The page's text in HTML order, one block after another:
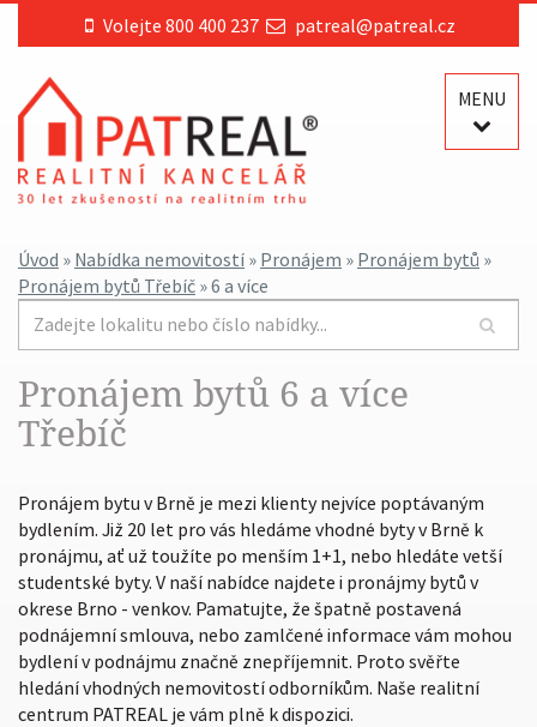
Volejte 800 400 237 patreal@patreal.cz
MENU
Úvod » Nabídka nemovitostí » Pronájem » Pronájem bytů »
Pronájem bytů Třebíč » 6 a více
Pronájem bytů 6 a více
Třebíč
Pronájem bytu v Brně je mezi klienty nejvíce poptávaným
bydlením. Již 20 let pro vás hledáme vhodné byty v Brně k
pronájmu, ať už toužíte po menším 1+1, nebo hledáte vetší
studentské byty. V naší nabídce najdete i pronájmy bytů v
okrese Brno - venkov. Pamatujte, že špatně postavená
podnájemní smlouva, nebo zamlčené informace vám mohou
bydlení v podnájmu značně znepříjemnit. Proto svěřte
hledání vhodných nemovitostí odborníkům. Naše realitní
centrum PATREAL je vám plně k dispozici.